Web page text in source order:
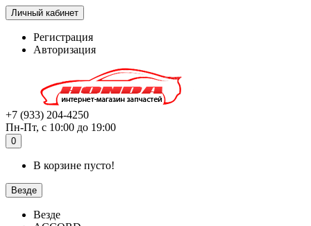
Личный кабинет
Регистрация
Авторизация
+7 (933) 204-4250
Пн-Пт, с 10:00 до 19:00
0
В корзине пусто!
Везде
Везде